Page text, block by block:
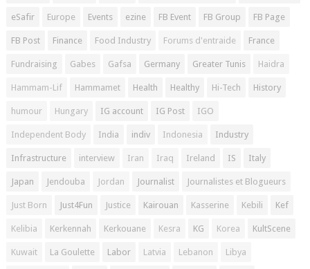
eSafir Europe Events ezine FB Event FB Group FB Page
FB Post Finance Food Industry Forums d'entraide France
Fundraising Gabes Gafsa Germany Greater Tunis Haidra
Hammam-Lif Hammamet Health Healthy Hi-Tech History
humour Hungary IG account IG Post IGO
Independent Body India indiv Indonesia Industry
Infrastructure interview Iran Iraq Ireland IS Italy
Japan Jendouba Jordan Journalist Journalistes et Blogueurs
Just Born Just4Fun Justice Kairouan Kasserine Kebili Kef
Kelibia Kerkennah Kerkouane Kesra KG Korea KultScene
Kuwait La Goulette Labor Latvia Lebanon Libya